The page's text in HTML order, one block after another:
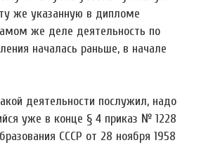
же указанную в дипломе
же деле деятельность по
началась раньше, в начале
деятельности послужил, надо
уже в конце § 4 приказ № 1228
СССР от 28 ноября 1958